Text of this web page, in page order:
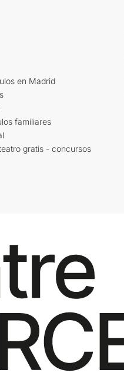
en Madrid
familiares
gratis - concursos